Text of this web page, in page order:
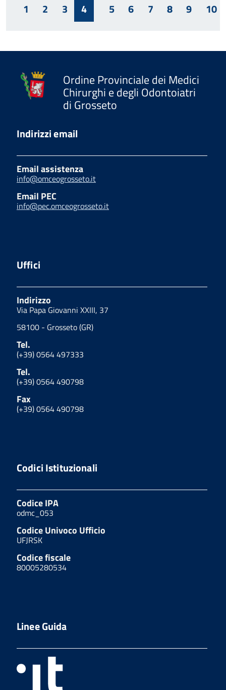
1 2 3 4 5 6 7 8 9 10
Ordine Provinciale dei Medici
Chirurghi e degli Odontoiatri
di Grosseto
Indirizzi email
Email assistenza
info@omceogrosseto.it
Email PEC
info@pec.omceogrosseto.it
Uffici
Indirizzo
Via Papa Giovanni XXIII, 37
58100 - Grosseto (GR)
Tel.
(+39) 0564 497333
Tel.
(+39) 0564 490798
Fax
(+39) 0564 490798
Codici Istituzionali
Codice IPA
odmc_053
Codice Univoco Ufficio
UFJRSK
Codice fiscale
80005280534
Linee Guida